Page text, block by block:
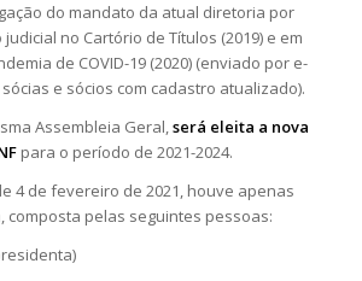
do mandato da atual diretoria por
no Cartório de Títulos (2019) e em
de COVID-19 (2020) (enviado por e-
e sócios com cadastro atualizado).
Assembleia Geral,será eleita a nova
para o período de 2021-2024.
4 de fevereiro de 2021, houve apenas
composta pelas seguintes pessoas: